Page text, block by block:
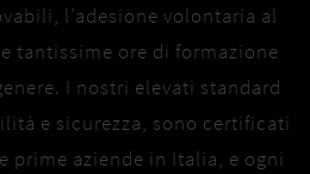
l’adesione volontaria al
tantissime ore di formazione
I nostri elevati standard
e sicurezza, sono certificati
prime aziende in Italia, e ogni